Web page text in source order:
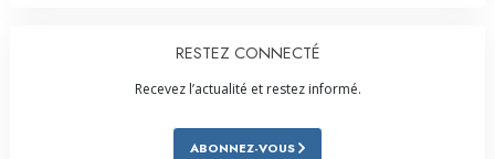
RESTEZ CONNECTÉ
Recevez l’actualité et restez informé.
ABONNEZ-VOUS